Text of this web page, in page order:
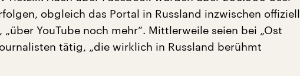
obgleich das Portal in Russland inzwischen offiziell
YouTube noch mehr“. Mittlerweile seien bei „Ost
tätig, „die wirklich in Russland berühmt